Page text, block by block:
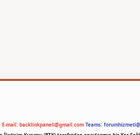
E-mail: backlinkpaneli@gmail.com Teams: